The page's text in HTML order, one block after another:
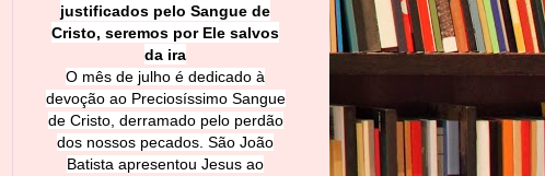
justificados pelo Sangue de
Cristo, seremos por Ele salvos
da ira
O mês de julho é dedicado à
devoção ao Preciosíssimo Sangue
de Cristo, derramado pelo perdão
dos nossos pecados. São João
Batista apresentou Jesus ao